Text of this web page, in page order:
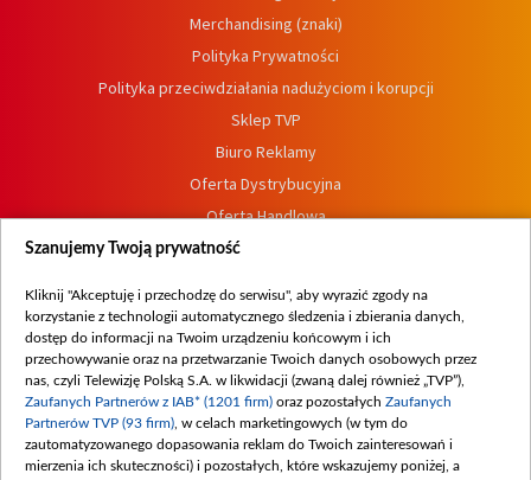
Merchandising (znaki)
Polityka Prywatności
Polityka przeciwdziałania nadużyciom i korupcji
Sklep TVP
Biuro Reklamy
Oferta Dystrybucyjna
Oferta Handlowa
Dostępność
Procedura zgłoszeń wewnętrznych
Szanujemy Twoją prywatność
Kliknij "Akceptuję i przechodzę do serwisu", aby wyrazić zgody na
korzystanie z technologii automatycznego śledzenia i zbierania danych,
dostęp do informacji na Twoim urządzeniu końcowym i ich
przechowywanie oraz na przetwarzanie Twoich danych osobowych przez
nas, czyli Telewizję Polską S.A. w likwidacji (zwaną dalej również „TVP”),
Zaufanych Partnerów z IAB* (1201 firm) oraz pozostałych Zaufanych
Partnerów TVP (93 firm) , w celach marketingowych (w tym do
zautomatyzowanego dopasowania reklam do Twoich zainteresowań i
mierzenia ich skuteczności) i pozostałych, które wskazujemy poniżej, a